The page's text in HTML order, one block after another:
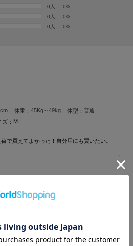
0人
0%
0人
0%
0人
0%
体重： 45Kg～49kg 体型： 普通
： M
で買えてよかった！自分用にも買いたい。
員に30ポイントプレゼント！
ご注文履歴から投稿いただけます